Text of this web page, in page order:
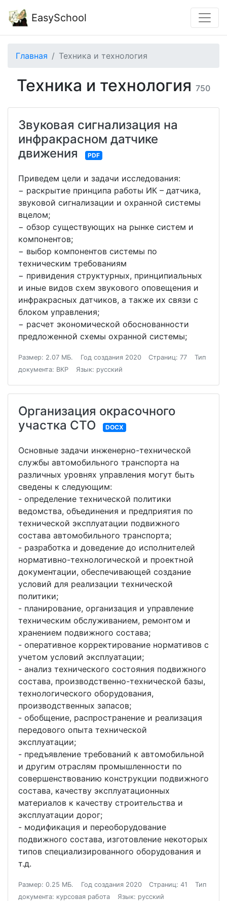
EasySchool
Главная Техника и технология
Техника и технология 750
Звуковая сигнализация на
инфракрасном датчике
движения
PDF
Приведем цели и задачи исследования:
− раскрытие принципа работы ИК – датчика,
звуковой сигнализации и охранной системы
вцелом;
− обзор существующих на рынке систем и
компонентов;
− выбор компонентов системы по
техническим требованиям
− привидения структурных, принципиальных
и иные видов схем звукового оповещения и
инфракрасных датчиков, а также их связи с
блоком управления;
− расчет экономической обоснованности
предложенной схемы охранной системы;
Размер: 2.07 МБ. Год создания 2020 Страниц: 77
Тип
документа: ВКР
Язык: русский
Организация окрасочного
участка СТО
DOCX
Основные задачи инженерно-технической
службы автомобильного транспорта на
различных уровнях управления могут быть
сведены к следующим:
- определение технической политики
ведомства, объединения и предприятия по
технической эксплуатации подвижного
состава автомобильного транспорта;
- разработка и доведение до исполнителей
нормативно-технологической и проектной
документации, обеспечивающей создание
условий для реализации технической
политики;
- планирование, организация и управление
техническим обслуживанием, ремонтом и
хранением подвижного состава;
- оперативное корректирование нормативов с
учетом условий эксплуатации;
- анализ технического состояния подвижного
состава, производственно-технической базы,
технологического оборудования,
производственных запасов;
- обобщение, распространение и реализация
передового опыта технической
эксплуатации;
- предъявление требований к автомобильной
и другим отраслям промышленности по
совершенствованию конструкции подвижного
состава, качеству эксплуатационных
материалов к качеству строительства и
эксплуатации дорог;
- модификация и переоборудование
подвижного состава, изготовление некоторых
типов специализированного оборудования и
т.д.
Размер: 0.25 МБ. Год создания 2020 Страниц: 41
Тип
документа: курсовая работа
Язык: русский